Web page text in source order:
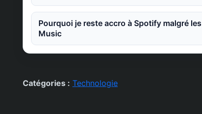
Pourquoi je reste accro à Spotify malgré
Music
Catégories : Technologie